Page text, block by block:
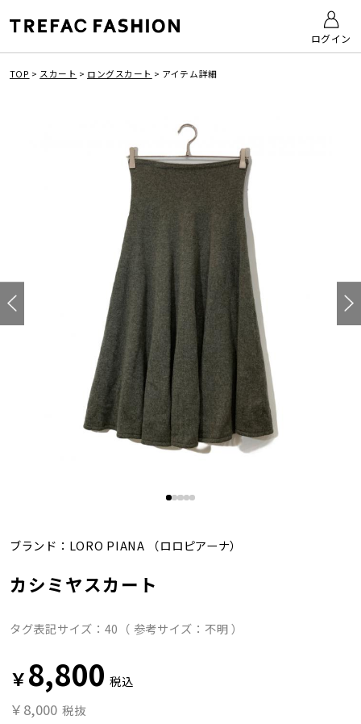
ログイン
TOP > スカート > ロングスカート > アイテム詳細
ブランド： LORO PIANA （ロロピアーナ）
カシミヤスカート
タグ表記サイズ：40（ 参考サイズ：不明 ）
￥8,800 税込
￥8,000 税抜